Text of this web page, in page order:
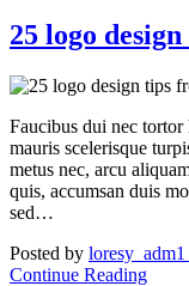
25 logo
Faucibus dui nec
mauris scelerisque
metus nec, arcu
quis, accumsan duis
sed…
Posted by loresy_adm1
Continue Reading